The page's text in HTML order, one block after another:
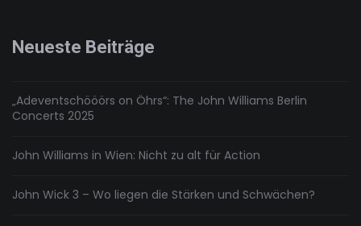
Neueste Beiträge
„Adeventschööörs on Öhrs“: The John Williams Berlin
Concerts 2025
John Williams in Wien: Nicht zu alt für Action
John Wick 3 – Wo liegen die Stärken und Schwächen?